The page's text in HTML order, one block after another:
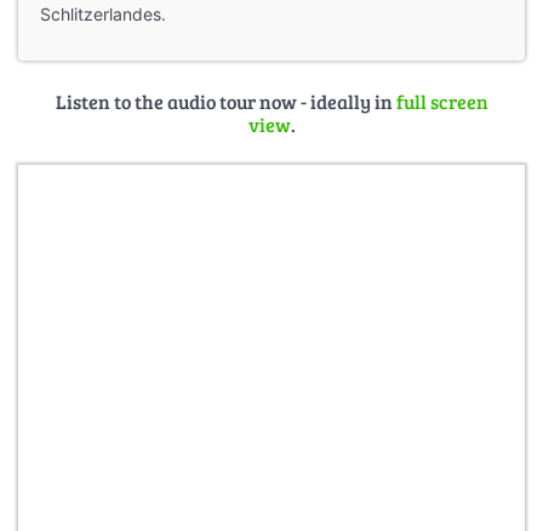
Schlitzerlandes.
Listen to the audio tour now - ideally infull screen
view.